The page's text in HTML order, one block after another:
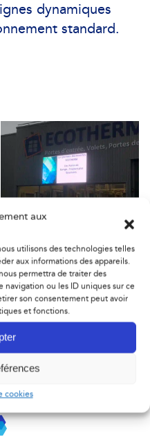
aux
utilisons des technologies telles
aux informations des appareils.
permettra de traiter des
ou les ID uniques sur ce
son consentement peut avoir
et fonctions.
cookies
dynamiques
standard.
Ecran led Ecotherm